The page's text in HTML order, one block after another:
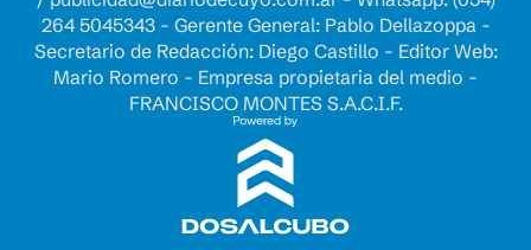
264 5045343 - Gerente General: Pablo Dellazoppa -
Secretario de Redacción: Diego Castillo - Editor Web:
Mario Romero - Empresa propietaria del medio -
FRANCISCO MONTES S.A.C.I.F.